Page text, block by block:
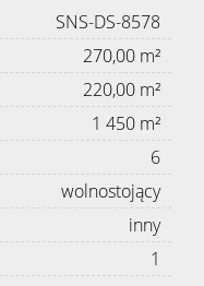
SNS-DS-8578
270,00 m²
220,00 m²
1 450 m²
6
wolnostojący
inny
1